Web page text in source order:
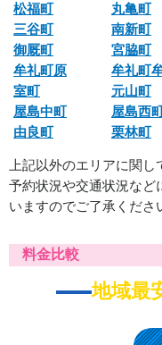
松福町
丸亀町
三谷町
南新町
御厩町
宮脇町
牟礼町原
牟礼町
室町
元山町
屋島中町
屋島西
由良町
栗林町
上記以外のエリアに関し
予約状況や交通状況など
いますのでご了承くださ
料金比較
地域最